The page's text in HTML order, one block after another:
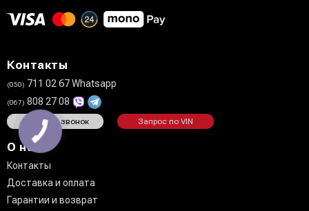
Контакты
(050) 711 02 67 Whatsapp
(067) 808 27 08
Заказать звонок Запрос по VIN
О нас
Контакты
Доставка и оплата
Гарантии и возврат